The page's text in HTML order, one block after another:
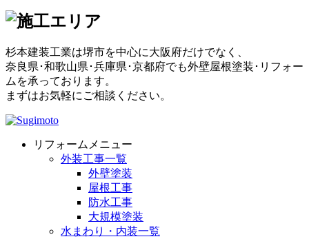
杉本建装工業は堺市を中心に大阪府だけでなく、
奈良県･和歌山県･兵庫県･京都府でも外壁屋根塗装･リフォー
ムを承っております。
まずはお気軽にご相談ください。
リフォームメニュー
外装工事一覧
外壁塗装
屋根工事
防水工事
大規模塗装
水まわり・内装一覧